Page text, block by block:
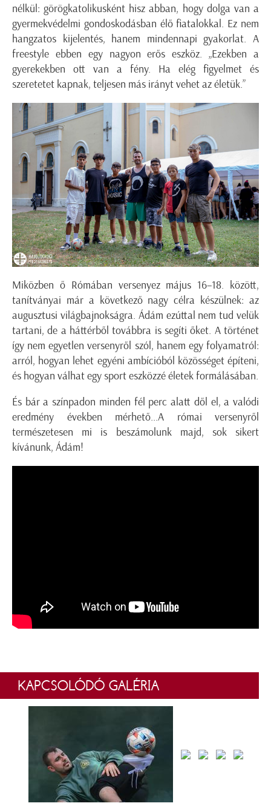
nélkül: görögkatolikusként hisz abban, hogy dolga van a
gyermekvédelmi gondoskodásban élő fiatalokkal. Ez nem
hangzatos kijelentés, hanem mindennapi gyakorlat. A
freestyle ebben egy nagyon erős eszköz. „Ezekben a
gyerekekben ott van a fény. Ha elég figyelmet és
szeretetet kapnak, teljesen más irányt vehet az életük.”
Miközben ő Rómában versenyez május 16–18. között,
tanítványai már a következő nagy célra készülnek: az
augusztusi világbajnokságra. Ádám ezúttal nem tud velük
tartani, de a háttérből továbbra is segíti őket. A történet
így nem egyetlen versenyről szól, hanem egy folyamatról:
arról, hogyan lehet egyéni ambícióból közösséget építeni,
és hogyan válhat egy sport eszközzé életek formálásában.
És bár a színpadon minden fél perc alatt dől el, a valódi
eredmény években mérhető...A római versenyről
természetesen mi is beszámolunk majd, sok sikert
kívánunk, Ádám!
KAPCSOLÓDÓ GALÉRIA